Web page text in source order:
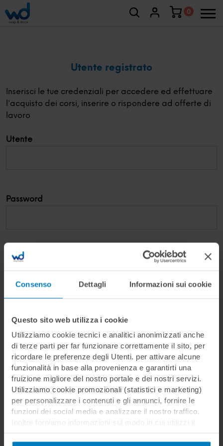
Consenso Dettagli Informazioni sui cookie
Questo sito web utilizza i cookie
Utilizziamo cookie tecnici e analitici anonimizzati anche
di terze parti per far funzionare correttamente il sito, per
ricordare le preferenze degli Utenti. per attivare alcune
funzionalità in base alla provenienza e garantirti una
fruizione migliore del nostro portale e dei nostri servizi.
Utilizziamo cookie promozionali (statistici e marketing)
per personalizzare i contenuti e gli annunci, fornire le
funzioni dei social media e analizzare il nostro traffico.
Inoltre forniamo informazioni sul modo in cui utilizzi il
dati web, pubblicità e social media, i quali potrebbero
0
Utente registrato
Inserisci le tue credenziali per accedere ed effettuare
l'acquisto dei corsi, inserire o rispondere ad offerte di
lavoro
Utente
Password
Non sei ancora registrato?
Registrati per effettuare l'acquisto dei
corsi, inserire o rispondere ad offerte di